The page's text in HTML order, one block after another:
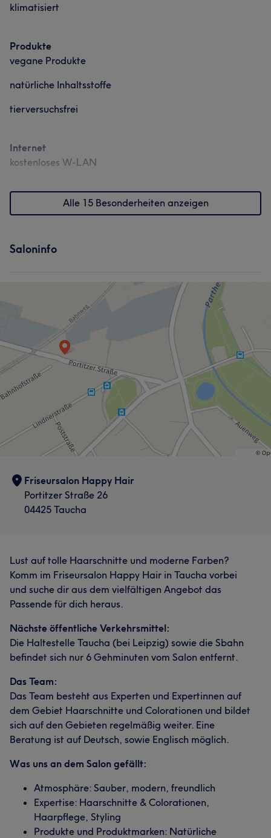
sehen will, muss den Regen in Kauf nehmen.“
Services
klimatisiert
Produkte
vegane Produkte
natürliche Inhaltsstoffe
tierversuchsfrei
Internet
kostenloses W-LAN
Alle 15 Besonderheiten anzeigen
Saloninfo
Friseursalon Happy Hair
Portitzer Straße 26
04425 Taucha
Lust auf tolle Haarschnitte und moderne Farben?
Komm im Friseursalon Happy Hair in Taucha vorbei
und suche dir aus dem vielfältigen Angebot das
Passende für dich heraus.
Nächste öffentliche Verkehrsmittel:
Die Haltestelle Taucha (bei Leipzig) sowie die Sbahn
befindet sich nur 6 Gehminuten vom Salon entfernt.
Das Team:
Das Team besteht aus Experten und Expertinnen auf
dem Gebiet Haarschnitte und Colorationen und bildet
sich auf den Gebieten regelmäßig weiter. Eine
Beratung ist auf Deutsch, sowie Englisch möglich.
Was uns an dem Salon gefällt:
Atmosphäre: Sauber, modern, freundlich
Expertise: Haarschnitte & Colorationen,
Haarpflege, Styling
Produkte und Produktmarken: Natürliche